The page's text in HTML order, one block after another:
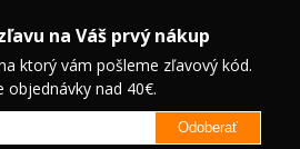
na Váš prvý nákup
ktorý vám pošleme zľavový kód.
objednávky nad 40€.
Odoberať